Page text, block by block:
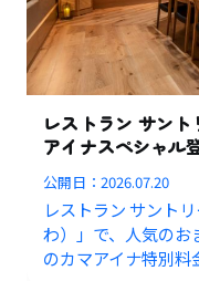
レストラン サン
アイナスペシャル
公開日：2026.07.20
レストラン サント
わ）」で、人気のお
のカマアイナ特別料